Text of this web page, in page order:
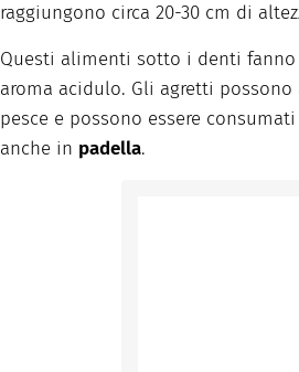
raggiungono circa 20-30 cm di
Questi alimenti sotto i denti fanno
aroma acidulo. Gli agretti
pesce e possono essere consumati
anche in padella.